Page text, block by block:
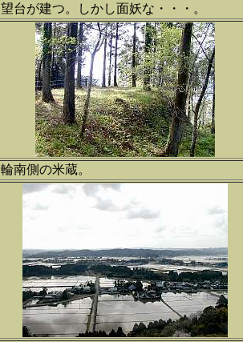
台が建つ。しかし面妖な・・・。
南側の米蔵。